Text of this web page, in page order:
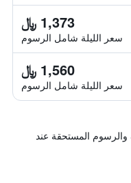
1,373 ﷼
سعر الليلة شامل الرسوم
1,560 ﷼
سعر الليلة شامل الرسوم
والرسوم المستحقة عند